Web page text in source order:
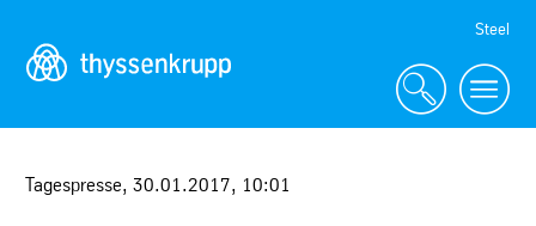
Navigation
Steel
Tagespresse, 30.01.2017, 10:01